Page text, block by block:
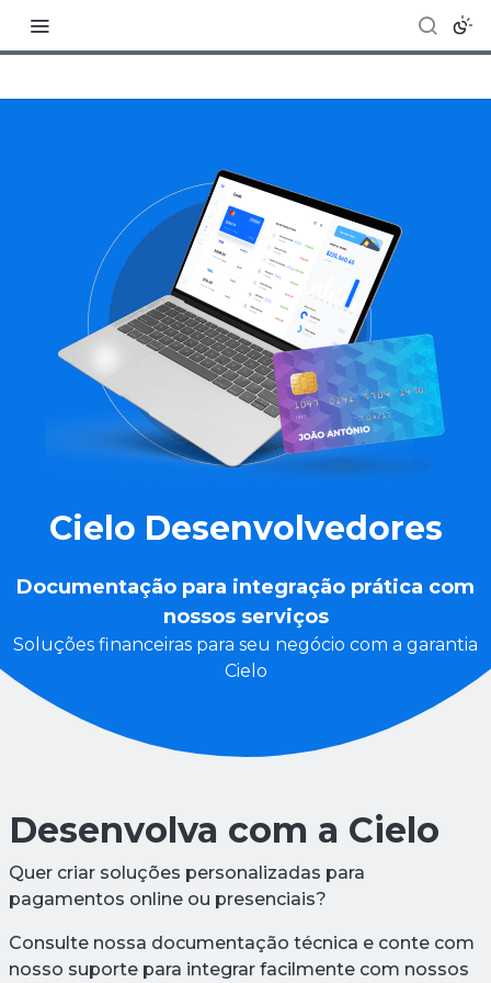
Cielo Desenvolvedores
Documentação para integração prática com
nossos serviços
Soluções financeiras para seu negócio com a garantia
Cielo
Desenvolva com a Cielo
Quer criar soluções personalizadas para
pagamentos online ou presenciais?
Consulte nossa documentação técnica e conte com
nosso suporte para integrar facilmente com nossos